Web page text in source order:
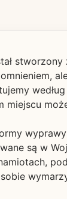
miejscu
są w